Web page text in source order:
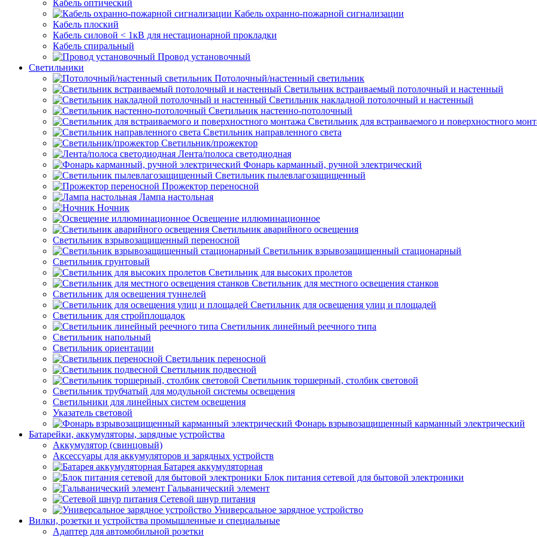
Кабель оптический
Кабель охранно-пожарной сигнализации
Кабель плоский
Кабель силовой < 1кВ для нестационарной прокладки
Кабель спиральный
Провод установочный
Светильники
Потолочный/настенный светильник
Светильник встраиваемый потолочный и настенный
Светильник накладной потолочный и настенный
Светильник настенно-потолочный
Светильник для встраиваемого и поверхностного
Светильник направленного света
Светильник/прожектор
Лента/полоса светодиодная
Фонарь карманный, ручной электрический
Светильник пылевлагозащищенный
Прожектор переносной
Лампа настольная
Ночник
Освещение иллюминационное
Светильник аварийного освещения
Светильник взрывозащищенный переносной
Светильник взрывозащищенный стационарный
Светильник грунтовый
Светильник для высоких пролетов
Светильник для местного освещения станков
Светильник для освещения туннелей
Светильник для освещения улиц и площадей
Светильник для стройплощадок
Светильник линейный реечного типа
Светильник напольный
Светильник ориентации
Светильник переносной
Светильник подвесной
Светильник торшерный, столбик световой
Светильник трубчатый для модульной системы освещения
Светильники для линейных систем освещения
Указатель световой
Фонарь взрывозащищенный карманный электрический
Батарейки, аккумуляторы, зарядные устройства
Аккумулятор (свинцовый)
Аксессуары для аккумуляторов и зарядных устройств
Батарея аккумуляторная
Блок питания сетевой для бытовой электроники
Гальванический элемент
Сетевой шнур питания
Универсальное зарядное устройство
Вилки, розетки и устройства промышленные и специальные
Адаптер для автомобильной розетки